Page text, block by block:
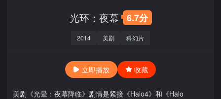
光环：夜幕 6.7分
2014 美剧 科幻片
立即播放 收藏
美剧《光晕：夜幕降临》剧情是紧接《Halo4》和《Halo